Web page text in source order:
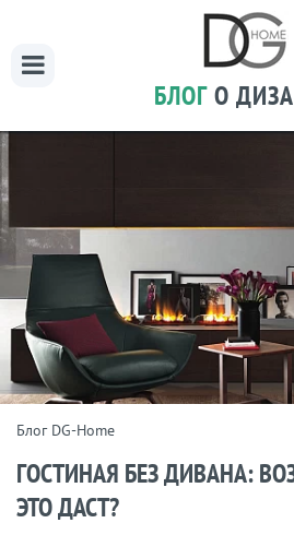
БЛОГ О
Блог DG-Home
ГОСТИНАЯ БЕЗ ДИВАНА:
ЭТО ДАСТ?